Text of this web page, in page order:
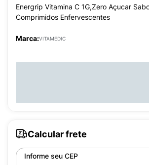
Energrip Vitamina C 1G,Zero Açucar
Comprimidos Enfervescentes
Marca:VITAMEDIC
Calcular frete
Informe seu CEP